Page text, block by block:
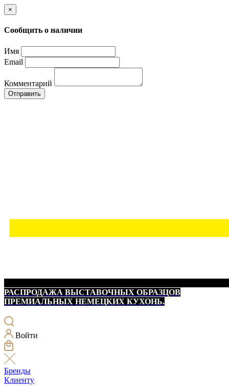
×
Сообщить о наличии
Имя
Email
Комментарий
Отправить
РАСПРОДАЖА ВЫСТАВОЧНЫХ ОБРАЗЦОВ
ПРЕМИАЛЬНЫХ НЕМЕЦКИХ КУХОНЬ.
Войти
Бренды
Клиенту